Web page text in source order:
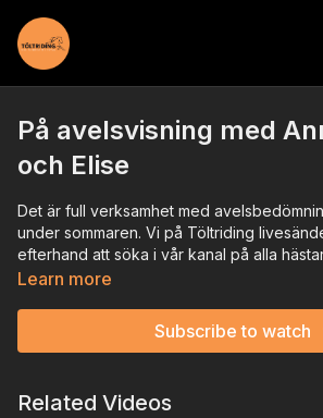
På avelsvisning med
och Elise
Det är full verksamhet med
under sommaren. Vi på Töltriding
efterhand att söka i vår kanal på alla
och mor- och farföräldrar.
Men vad händer egentligen på
Learn more
Subscribe to watch
Related Videos